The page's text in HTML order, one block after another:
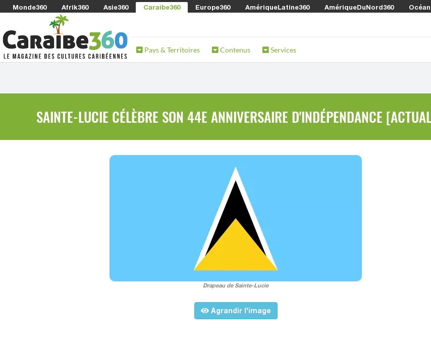
Monde360 Afrik360 Asie360 Caraibe360 Europe360 AmériqueLatine360 AmériqueDuNord360
Pays & Territoires Contenus Services
SAINTE-LUCIE CÉLÈBRE SON 44E ANNIVERSAIRE D'INDÉPENDANCE
Drapeau de Sainte-Lucie
Agrandir l'image